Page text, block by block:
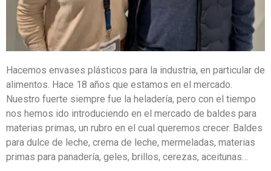
Hacemos envases plásticos para la industria, en particular de
alimentos. Hace 18 años que estamos en el mercado.
Nuestro fuerte siempre fue la heladería, pero con el tiempo
nos hemos ido introduciendo en el mercado de baldes para
materias primas, un rubro en el cual queremos crecer. Baldes
para dulce de leche, crema de leche, mermeladas, materias
primas para panadería, geles, brillos, cerezas, aceitunas…